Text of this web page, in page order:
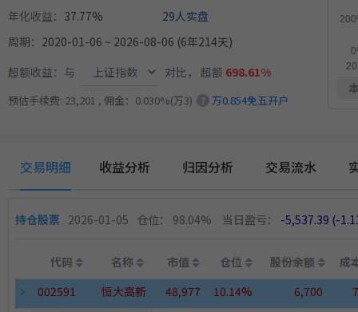
9月17日开始实盘 多重止损优化成长量化策略
年化收益： 37.77%
29人实盘
周期： 2020-01-06 ~ 2026-08-06 (6年214天)
超额收益：与
对比， 超额 698.61%
预估手续费: 23,201 , 佣金：0.030%(万3) ? 万0.854免五开户
交易明细 收益分析 归因分析 交易流水
持仓股票 2026-01-05 仓位： 98.04% 当日盈亏： -5,537.39 (-
代码 名称 市值 仓位 股份余额
成
002591
恒大高新 48,977 10.14% 6,700